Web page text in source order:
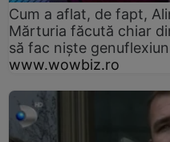
Cum a aflat, de fapt,
Mărturia făcută chiar
să fac niște
www.wowbiz.ro